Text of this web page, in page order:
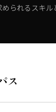
られるスキル
ス